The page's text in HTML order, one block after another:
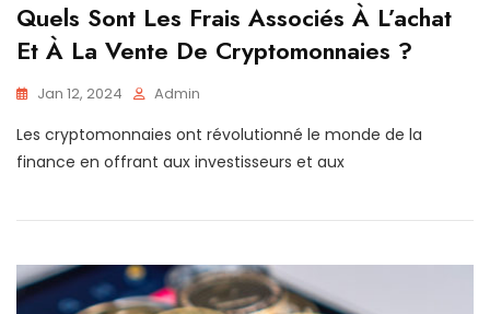
Quels Sont Les Frais Associés À L’achat
Et À La Vente De Cryptomonnaies ?
Jan 12, 2024 Admin
Les cryptomonnaies ont révolutionné le monde de la
finance en offrant aux investisseurs et aux